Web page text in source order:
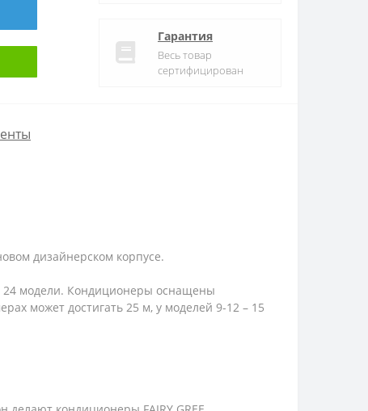
Гарантия
Весь товар
сертифицирован
дизайнерском корпусе.
24 модели. Кондиционеры оснащены
может достигать 25 м, у моделей 9-12 – 15